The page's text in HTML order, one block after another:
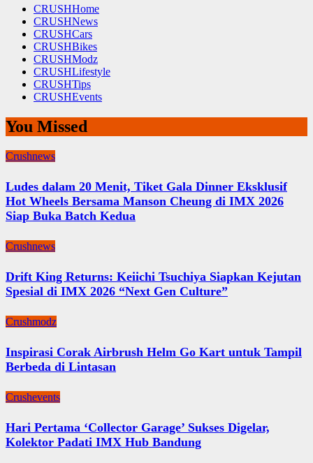
CRUSHHome
CRUSHNews
CRUSHCars
CRUSHBikes
CRUSHModz
CRUSHLifestyle
CRUSHTips
CRUSHEvents
You Missed
Crushnews
Ludes dalam 20 Menit, Tiket Gala Dinner Eksklusif
Hot Wheels Bersama Manson Cheung di IMX 2026
Siap Buka Batch Kedua
Crushnews
Drift King Returns: Keiichi Tsuchiya Siapkan Kejutan
Spesial di IMX 2026 “Next Gen Culture”
Crushmodz
Inspirasi Corak Airbrush Helm Go Kart untuk Tampil
Berbeda di Lintasan
Crushevents
Hari Pertama ‘Collector Garage’ Sukses Digelar,
Kolektor Padati IMX Hub Bandung